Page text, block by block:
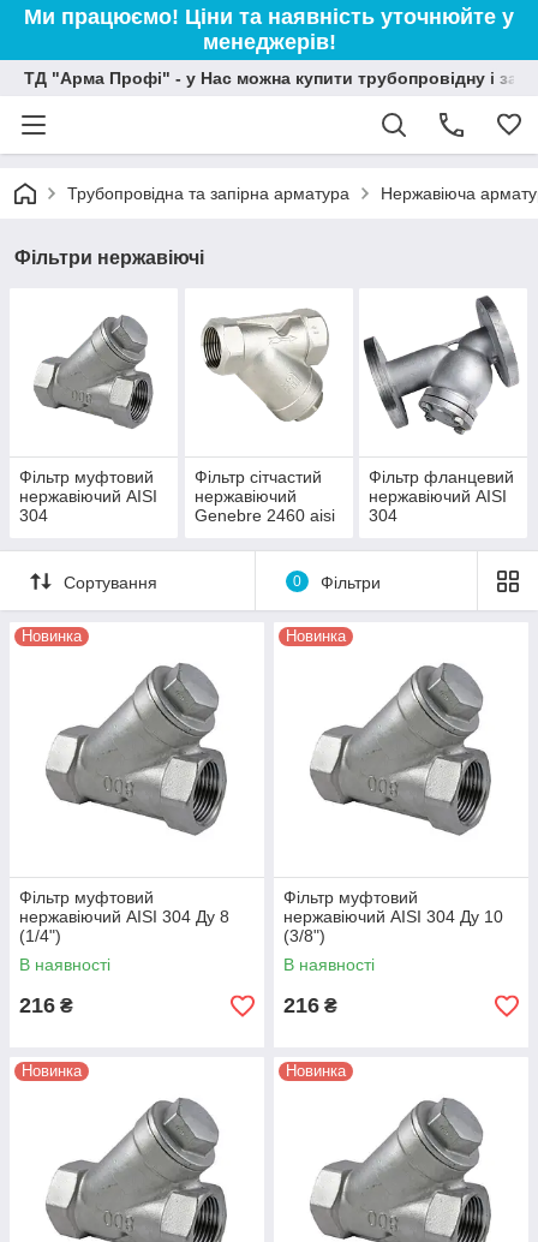
Ми працюємо! Ціни та наявність уточнюйте у
менеджерів!
ТД "Арма Профі" - у Нас можна купити трубопровідну і
Трубопровідна та запірна арматура Нержавіюча
Фільтри нержавіючі
Фільтр муфтовий
нержавіючий AISI
304
Фільтр сітчастий
нержавіючий
Genebre 2460 aisi
Фільтр фланцевий
нержавіючий AISI
304
Сортування 0 Фільтри
Новинка
Фільтр муфтовий
нержавіючий AISI 304 Ду 8
(1/4")
В наявності
216 ₴
Новинка
Фільтр муфтовий
нержавіючий AISI 304 Ду 10
(3/8")
В наявності
216 ₴
Новинка Новинка